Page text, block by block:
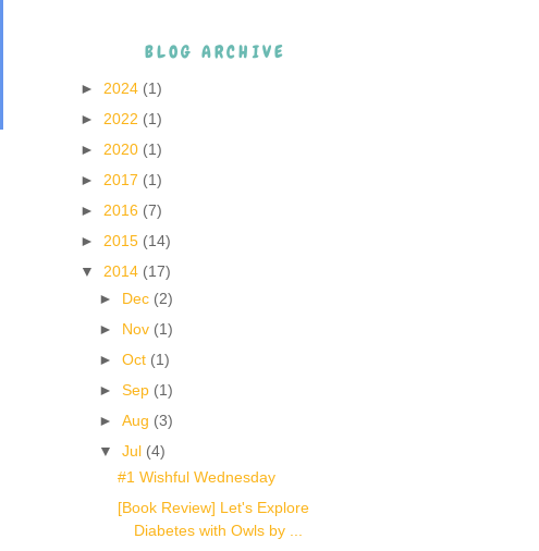
BLOG ARCHIVE
► 2024 (1)
► 2022 (1)
► 2020 (1)
► 2017 (1)
► 2016 (7)
► 2015 (14)
▼ 2014 (17)
► Dec (2)
► Nov (1)
► Oct (1)
► Sep (1)
► Aug (3)
▼ Jul (4)
#1 Wishful Wednesday
[Book Review] Let's Explore
Diabetes with Owls by ...